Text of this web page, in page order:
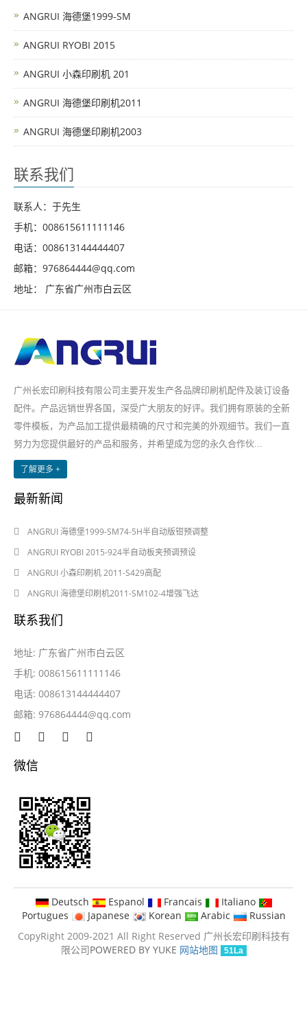
ANGRUI 海德堡1999-SM
ANGRUI RYOBI 2015
ANGRUI 小森印刷机 201
ANGRUI 海德堡印刷机2011
ANGRUI 海德堡印刷机2003
联系我们
联系人：于先生
手机：008615611111146
电话：008613144444407
邮箱：976864444@qq.com
地址： 广东省广州市白云区
广州长宏印刷科技有限公司主要开发生产各品牌印刷机配件及装订设备
配件。产品远销世界各国，深受广大朋友的好评。我们拥有原装的全新
零件模板，为产品加工提供最精确的尺寸和完美的外观细节。我们一直
努力为您提供最好的产品和服务，并希望成为您的永久合作伙...
了解更多 +
最新新闻
ANGRUI 海德堡1999-SM74-5H半自动版钳预调整
ANGRUI RYOBI 2015-924半自动板夹预调预设
ANGRUI 小森印刷机 2011-S429高配
ANGRUI 海德堡印刷机2011-SM102-4增强飞达
联系我们
地址: 广东省广州市白云区
手机: 008615611111146
电话: 008613144444407
邮箱: 976864444@qq.com
微信
Deutsch Espanol Francais
Italiano
Portugues
Japanese Korean Arabic
Russian
CopyRight 2009-2021 All Right Reserved 广州长宏印刷科技有
限公司POWERED BY YUKE 网站地图 51La